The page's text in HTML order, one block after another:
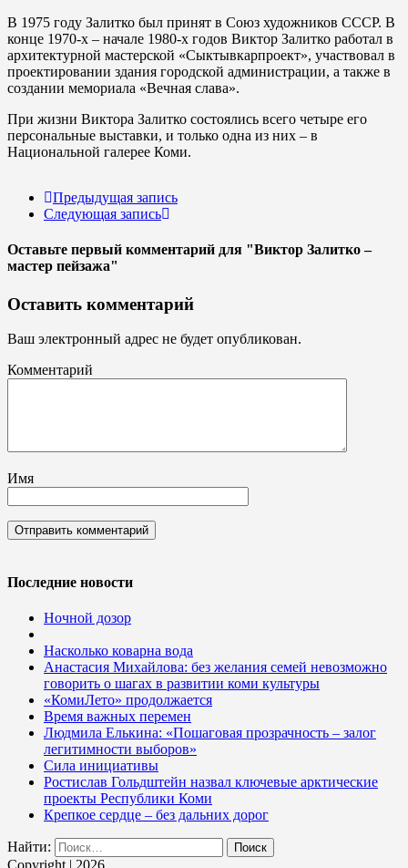
В 1975 году Залитко был принят в Союз художников СССР. В
конце 1970-х – начале 1980-х годов Виктор Залитко работал в
архитектурной мастерской «Сыктывкарпроект», участвовал в
проектировании здания городской администрации, а также в
создании мемориала «Вечная слава».
При жизни Виктора Залитко состоялись всего четыре его
персональные выставки, и только одна из них – в
Национальной галерее Коми.
Предыдущая запись
Следующая запись
Оставьте первый комментарий для "Виктор Залитко –
мастер пейзажа"
Оставить комментарий
Ваш электронный адрес не будет опубликован.
Комментарий
Имя
Последние новости
Ночной дозор
Насколько коварна вода
Анастасия Михайлова: без желания семей невозможно
говорить о шагах в развитии коми культуры
«КомиЛето» продолжается
Время важных перемен
Людмила Елькина: «Пошаговая прозрачность – залог
легитимности выборов»
Сила инициативы
Ростислав Гольдштейн назвал ключевые арктические
проекты Республики Коми
Крепкое сердце – без дальних дорог
Найти:
Copyright | 2026